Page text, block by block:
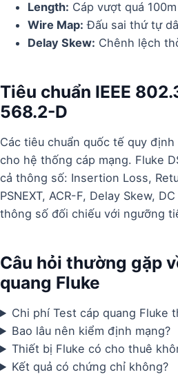
Length: Cáp vượt quá
Wire Map: Đấu sai thứ tự
Delay Skew: Chênh lệch
Tiêu chuẩn IEEE
568.2-D
Các tiêu chuẩn quốc tế quy
cho hệ thống cáp mạng. Fluke
cả thông số: Insertion Loss,
PSNEXT, ACR-F, Delay Skew,
thông số đối chiếu với ngưỡng
Câu hỏi thường gặp
quang Fluke
Chi phí Test cáp quang Fluke
Bao lâu nên kiểm định mạng?
Thiết bị Fluke có cho thuê
Kết quả có chứng chỉ không?